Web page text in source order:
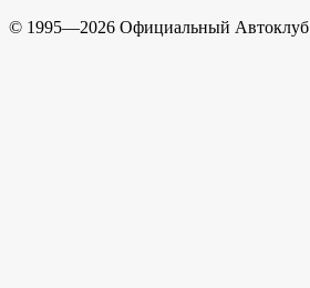
© 1995—2026 Официальный Автоклуб